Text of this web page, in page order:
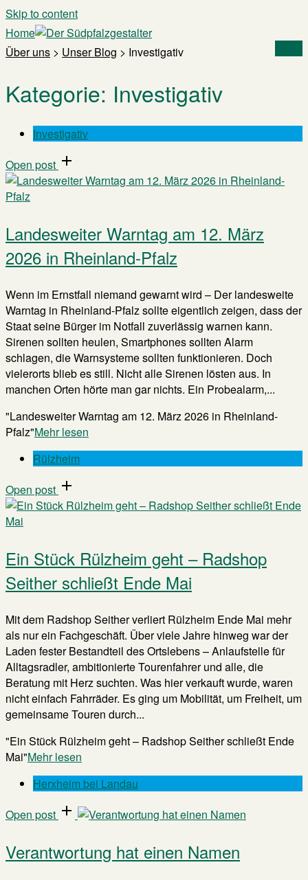
Skip to content
Home
Über uns > Unser Blog > Investigativ
Kategorie: Investigativ
Investigativ
Open post
Landesweiter Warntag am 12. März
2026 in Rheinland-Pfalz
Wenn im Ernstfall niemand gewarnt wird – Der landesweite
Warntag in Rheinland-Pfalz sollte eigentlich zeigen, dass der
Staat seine Bürger im Notfall zuverlässig warnen kann.
Sirenen sollten heulen, Smartphones sollten Alarm
schlagen, die Warnsysteme sollten funktionieren. Doch
vielerorts blieb es still. Nicht alle Sirenen lösten aus. In
manchen Orten hörte man gar nichts. Ein Probealarm,...
"Landesweiter Warntag am 12. März 2026 in Rheinland-
Pfalz"Mehr lesen
Rülzheim
Open post
Ein Stück Rülzheim geht – Radshop
Seither schließt Ende Mai
Mit dem Radshop Seither verliert Rülzheim Ende Mai mehr
als nur ein Fachgeschäft. Über viele Jahre hinweg war der
Laden fester Bestandteil des Ortslebens – Anlaufstelle für
Alltagsradler, ambitionierte Tourenfahrer und alle, die
Beratung mit Herz suchten. Was hier verkauft wurde, waren
nicht einfach Fahrräder. Es ging um Mobilität, um Freiheit, um
gemeinsame Touren durch...
"Ein Stück Rülzheim geht – Radshop Seither schließt Ende
Mai"Mehr lesen
Herxheim bei Landau
Open post
Verantwortung hat einen Namen